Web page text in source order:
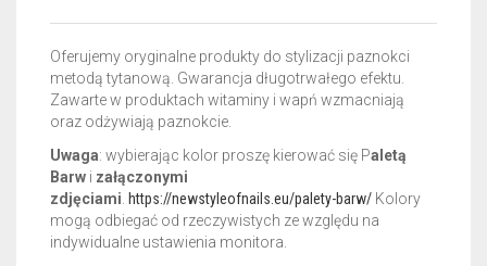
Oferujemy oryginalne produkty do stylizacji paznokci
metodą tytanową. Gwarancja długotrwałego efektu.
Zawarte w produktach witaminy i wapń wzmacniają
oraz odżywiają paznokcie.
Uwaga: wybierając kolor proszę kierować się Paletą
Barw i załączonymi
zdjęciami https://newstyleofnails.eu/palety-barw/ Kolory
mogą odbiegać od rzeczywistych ze względu na
indywidualne ustawienia monitora.